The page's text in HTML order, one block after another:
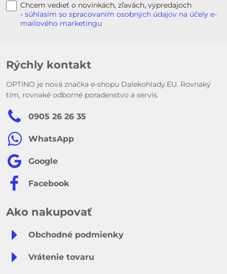
Chcem vedieť o novinkách, zľavách, výpredajoch
- súhlasím so spracovaním osobných údajov na účely e-
mailového marketingu
Rýchly kontakt
OPTINO je nová značka e-shopu Dalekohlady.EU. Rovnaký
tím, rovnaké odborné poradenstvo a servis.
0905 26 26 35
WhatsApp
Google
Facebook
Ako nakupovať
Obchodné podmienky
Vrátenie tovaru